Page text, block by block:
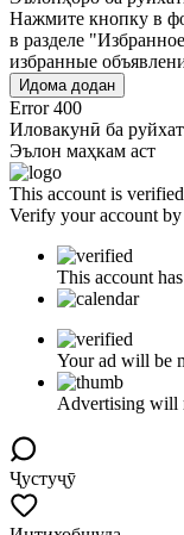
Нажмите кнопку в
в разделе
избранные
Идома додан
Error 400
Иловакунӣ ба
Эълон маҳкам аст
This account is
Verify your account
This account
Your ad will be
Advertising will
Ҷустуҷӯ